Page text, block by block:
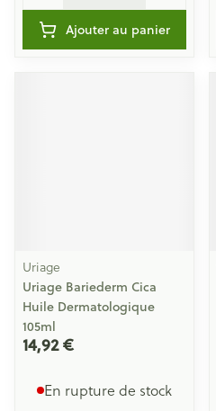
Ajouter au panier
Uriage
Uriage Bariederm Cica
Huile Dermatologique
105ml
14,92 €
En rupture de stock